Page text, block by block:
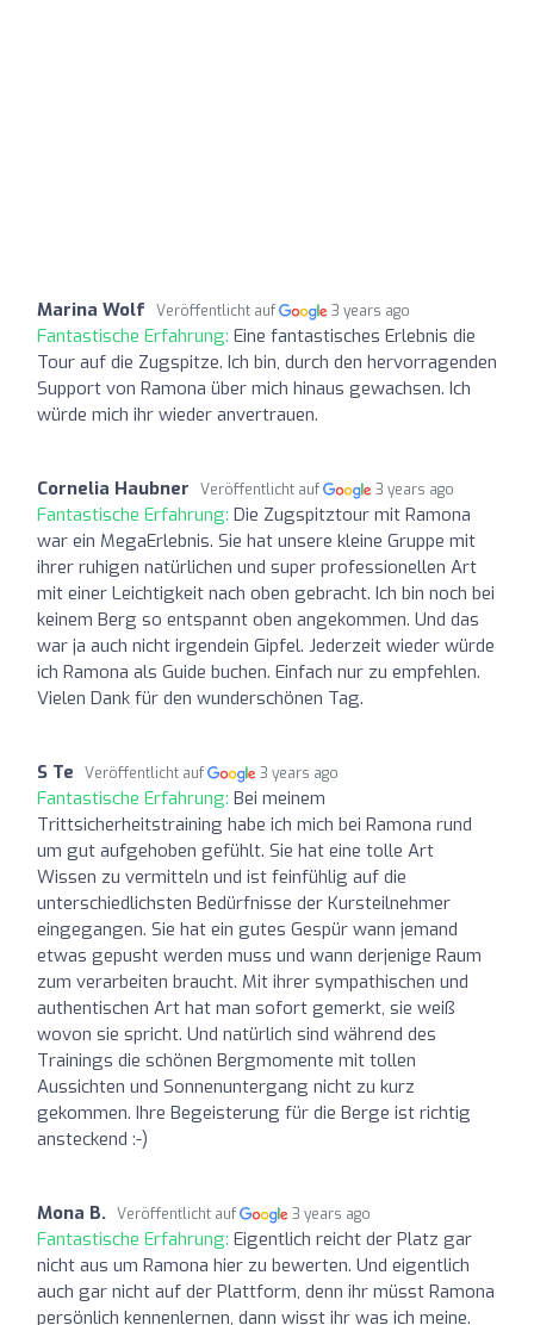
Marina Wolf Veröffentlicht auf 3 years ago
Fantastische Erfahrung: Eine fantastisches Erlebnis die
Tour auf die Zugspitze. Ich bin, durch den hervorragenden
Support von Ramona über mich hinaus gewachsen. Ich
würde mich ihr wieder anvertrauen.
Cornelia Haubner Veröffentlicht auf 3 years ago
Fantastische Erfahrung: Die Zugspitztour mit Ramona
war ein MegaErlebnis. Sie hat unsere kleine Gruppe mit
ihrer ruhigen natürlichen und super professionellen Art
mit einer Leichtigkeit nach oben gebracht. Ich bin noch bei
keinem Berg so entspannt oben angekommen. Und das
war ja auch nicht irgendein Gipfel. Jederzeit wieder würde
ich Ramona als Guide buchen. Einfach nur zu empfehlen.
Vielen Dank für den wunderschönen Tag.
S Te Veröffentlicht auf 3 years ago
Fantastische Erfahrung: Bei meinem
Trittsicherheitstraining habe ich mich bei Ramona rund
um gut aufgehoben gefühlt. Sie hat eine tolle Art
Wissen zu vermitteln und ist feinfühlig auf die
unterschiedlichsten Bedürfnisse der Kursteilnehmer
eingegangen. Sie hat ein gutes Gespür wann jemand
etwas gepusht werden muss und wann derjenige Raum
zum verarbeiten braucht. Mit ihrer sympathischen und
authentischen Art hat man sofort gemerkt, sie weiß
wovon sie spricht. Und natürlich sind während des
Trainings die schönen Bergmomente mit tollen
Aussichten und Sonnenuntergang nicht zu kurz
gekommen. Ihre Begeisterung für die Berge ist richtig
ansteckend :-)
Mona B. Veröffentlicht auf 3 years ago
Fantastische Erfahrung: Eigentlich reicht der Platz gar
nicht aus um Ramona hier zu bewerten. Und eigentlich
auch gar nicht auf der Plattform, denn ihr müsst Ramona
persönlich kennenlernen, dann wisst ihr was ich meine.